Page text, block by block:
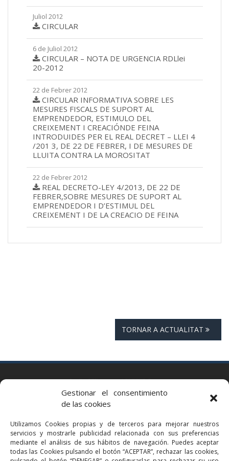
Gestionar el consentimiento
de las cookies
Utilizamos Cookies propias y de terceros para mejorar nuestros
servicios y mostrarle publicidad relacionada con sus preferencias
mediante el análisis de sus hábitos de navegación. Puedes aceptar
todas las Cookies pulsando el botón “ACEPTAR”, rechazar las cookies,
Juliol 2012
CIRCULAR
6 de Juliol 2012
CIRCULAR – NOTA DE URGENCIA RDLlei
20-2012
22 de Febrer 2012
CIRCULAR INFORMATIVA SOBRE LES
MESURES FISCALS DE SUPORT AL
EMPRENDEDOR, ESTIMULO DEL
CREIXEMENT I CREACIÓNDE FEINA
INTRODUIDES PER EL REAL DECRET – LLEI 4
/201 3, DE 22 DE FEBRER, I DE MESURES DE
LLUITA CONTRA LA MOROSITAT
22 de Febrer 2012
REAL DECRETO-LEY 4/2013, DE 22 DE
FEBRER,SOBRE MESURES DE SUPORT AL
EMPRENDEDOR I D’ESTIMUL DEL
CREIXEMENT I DE LA CREACIO DE FEINA
TORNAR A ACTUALITAT
Via Augusta 2 bis, 3º, 08006 Barcelona
bcn@bellavistalegal.eu
GRANOLLERS
C/ Sant Jaume, 16 1r, 08401 Granollers (Bcn)